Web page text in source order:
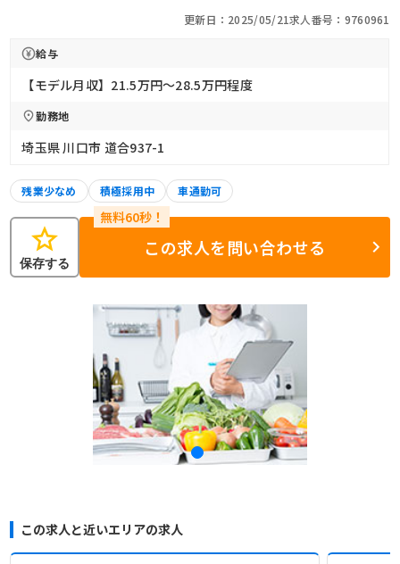
更新日：2025/05/21求人番号：9760961
給与
【モデル月収】21.5万円〜28.5万円程度
勤務地
埼玉県 川口市 道合937-1
残業少なめ 積極採用中 車通勤可
star
保存する
この求人を問い合わせる
この求人と近いエリアの求人